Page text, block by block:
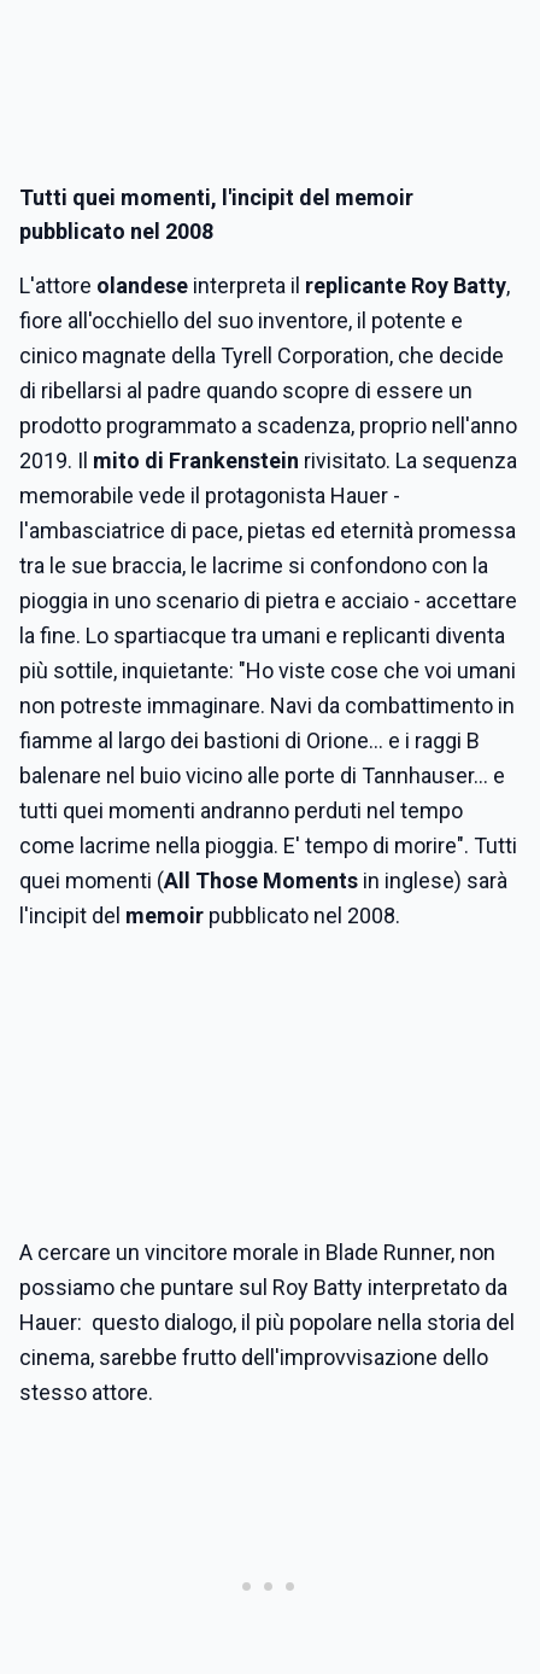
Tutti quei momenti, l'incipit del memoir
pubblicato nel 2008
L'attore olandese interpreta il replicante Roy Batty,
fiore all'occhiello del suo inventore, il potente e
cinico magnate della Tyrell Corporation, che decide
di ribellarsi al padre quando scopre di essere un
prodotto programmato a scadenza, proprio nell'anno
2019. Il mito di Frankenstein rivisitato. La sequenza
memorabile vede il protagonista Hauer -
l'ambasciatrice di pace, pietas ed eternità promessa
tra le sue braccia, le lacrime si confondono con la
pioggia in uno scenario di pietra e acciaio - accettare
la fine. Lo spartiacque tra umani e replicanti diventa
più sottile, inquietante: "Ho viste cose che voi umani
non potreste immaginare. Navi da combattimento in
fiamme al largo dei bastioni di Orione... e i raggi B
balenare nel buio vicino alle porte di Tannhauser... e
tutti quei momenti andranno perduti nel tempo
come lacrime nella pioggia. E' tempo di morire". Tutti
quei momenti (All Those Moments in inglese) sarà
l'incipit del memoir pubblicato nel 2008.
A cercare un vincitore morale in Blade Runner, non
possiamo che puntare sul Roy Batty interpretato da
Hauer: questo dialogo, il più popolare nella storia del
cinema, sarebbe frutto dell'improvvisazione dello
stesso attore.